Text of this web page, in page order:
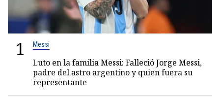
1 Messi
Luto en la familia Messi: Falleció Jorge Messi,
padre del astro argentino y quien fuera su
representante